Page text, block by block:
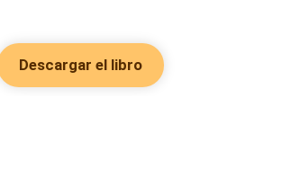
Descargar el libro